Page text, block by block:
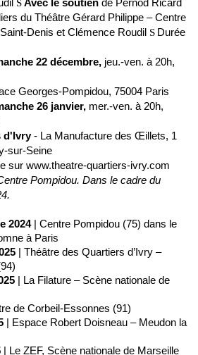
SAvec le soutien de Pernod Ricard
du Théâtre Gérard Philippe – Centre
Denis et Clémence Roudil S Durée
22 décembre, jeu.-ven. à 20h,
Georges-Pompidou, 75004 Paris
26 janvier, mer.-ven. à 20h,
d'Ivry- La Manufacture des Œillets, 1
sur-Seine
sur www.theatre-quartiers-ivry.com
Pompidou. Dans le cadre du
2024| Centre Pompidou (75) dans le
à Paris
| Théâtre des Quartiers d’Ivry –
| La Filature – Scène nationale de
de Corbeil-Essonnes (91)
| Espace Robert Doisneau – Meudon la
| Le ZEF, Scène nationale de Marseille